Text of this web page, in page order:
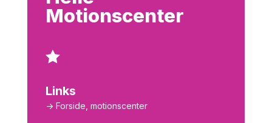
Motionscenter

Links
-> Forside, motionscenter